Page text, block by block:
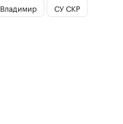
Владимир СУ СКР